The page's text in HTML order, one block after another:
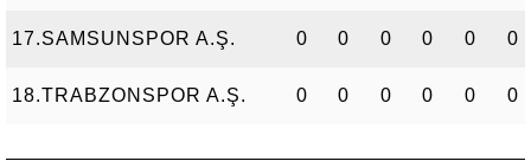
17.SAMSUNSPOR A.Ş. 0 0 0 0 0 0
18.TRABZONSPOR A.Ş. 0 0 0 0 0 0